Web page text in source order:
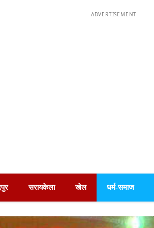
ADVERTISEMENT
सरायकेला खेल धर्म-समाज